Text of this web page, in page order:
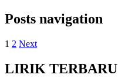
Posts navigation
1 2 Next
LIRIK TERBARU